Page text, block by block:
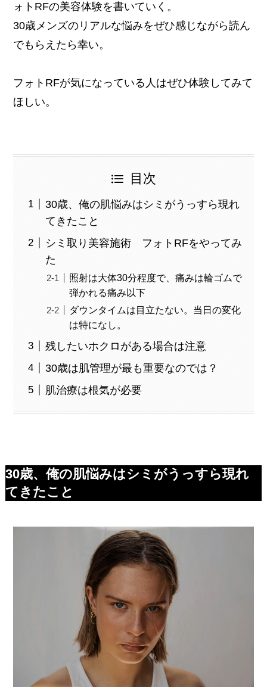
ォトRFの美容体験を書いていく。
30歳メンズのリアルな悩みをぜひ感じながら読ん
でもらえたら幸い。
フォトRFが気になっている人はぜひ体験してみて
ほしい。
目次
30歳、俺の肌悩みはシミがうっすら現れ
てきたこと
シミ取り美容施術 フォトRFをやってみ
た
照射は大体30分程度で、痛みは輪ゴムで
弾かれる痛み以下
ダウンタイムは目立たない。当日の変化
は特になし。
残したいホクロがある場合は注意
30歳は肌管理が最も重要なのでは？
肌治療は根気が必要
30歳、俺の肌悩みはシミがうっすら現れ
てきたこと